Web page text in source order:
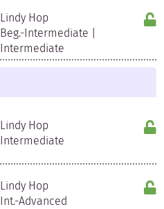
Lindy Hop
Beg.-Intermediate |
Intermediate
Lindy Hop
Intermediate
Lindy Hop
Int.-Advanced